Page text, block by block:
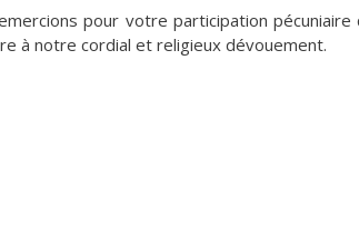
pour votre participation
à notre cordial et religieux dévouement.